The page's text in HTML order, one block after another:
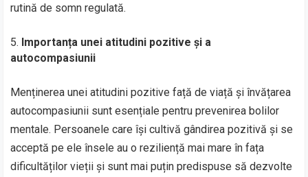
rutină de somn regulată.
Importanța unei atitudini pozitive și a
autocompasiunii
Menținerea unei atitudini pozitive față de viață și învățarea
autocompasiunii sunt esențiale pentru prevenirea bolilor
mentale. Persoanele care își cultivă gândirea pozitivă și se
acceptă pe ele însele au o reziliență mai mare în fața
dificultăților vieții și sunt mai puțin predispuse să dezvolte